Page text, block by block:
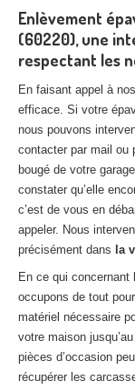
Enlèvement
(60220), une
respectant les
En faisant appel à
efficace. Si votre
nous pouvons
contacter par mail ou
bougé de votre
constater qu’elle
c’est de vous en
appeler. Nous
précisément dans la
En ce qui
occupons de tout
matériel nécessaire
votre maison
pièces d’occasion
récupérer les